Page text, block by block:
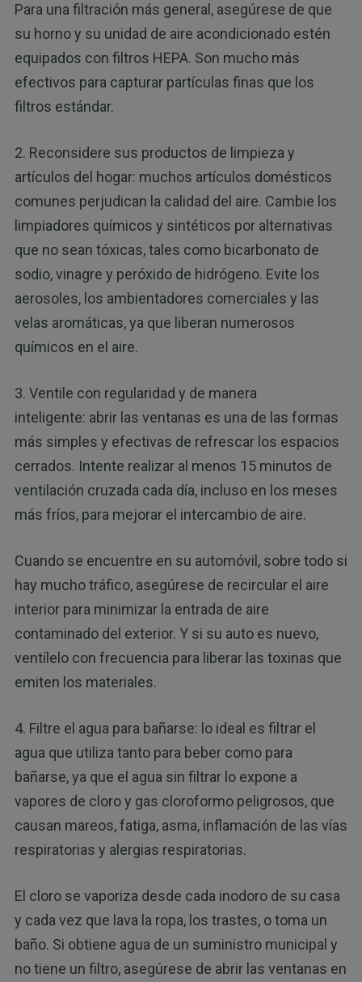
Para una filtración más general, asegúrese de que
su horno y su unidad de aire acondicionado estén
equipados con filtros HEPA. Son mucho más
efectivos para capturar partículas finas que los
filtros estándar.
2. Reconsidere sus productos de limpieza y
artículos del hogar: muchos artículos domésticos
comunes perjudican la calidad del aire. Cambie los
limpiadores químicos y sintéticos por alternativas
que no sean tóxicas, tales como bicarbonato de
sodio, vinagre y peróxido de hidrógeno. Evite los
aerosoles, los ambientadores comerciales y las
velas aromáticas, ya que liberan numerosos
químicos en el aire.
3. Ventile con regularidad y de manera
inteligente: abrir las ventanas es una de las formas
más simples y efectivas de refrescar los espacios
cerrados. Intente realizar al menos 15 minutos de
ventilación cruzada cada día, incluso en los meses
más fríos, para mejorar el intercambio de aire.
Cuando se encuentre en su automóvil, sobre todo si
hay mucho tráfico, asegúrese de recircular el aire
interior para minimizar la entrada de aire
contaminado del exterior. Y si su auto es nuevo,
ventílelo con frecuencia para liberar las toxinas que
emiten los materiales.
4. Filtre el agua para bañarse: lo ideal es filtrar el
agua que utiliza tanto para beber como para
bañarse, ya que el agua sin filtrar lo expone a
vapores de cloro y gas cloroformo peligrosos, que
causan mareos, fatiga, asma, inflamación de las vías
respiratorias y alergias respiratorias.
El cloro se vaporiza desde cada inodoro de su casa
y cada vez que lava la ropa, los trastes, o toma un
baño. Si obtiene agua de un suministro municipal y
no tiene un filtro, asegúrese de abrir las ventanas en